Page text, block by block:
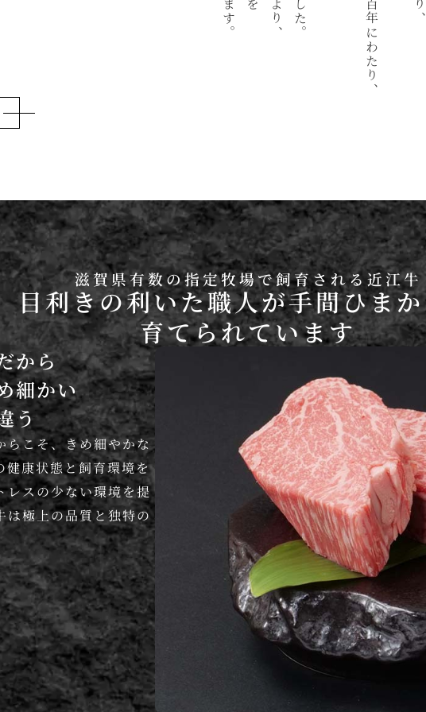
滋賀県有数の指定牧場で飼育される近江牛
目利きの利いた職人が手間ひま
育てられています
から
細かい
う
らこそ、きめ細やかな
健康状態と飼育環境を
レスの少ない環境を提
は極上の品質と独特の